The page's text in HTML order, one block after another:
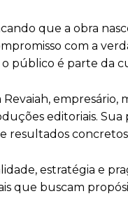
que a obra
com a
público é parte da
empresário,
editoriais.
resultados
estratégia e
que buscam